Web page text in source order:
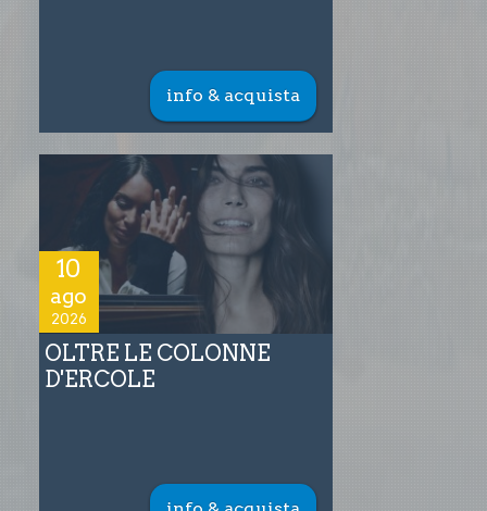
info & acquista
10
ago
2026
OLTRE LE COLONNE
D'ERCOLE